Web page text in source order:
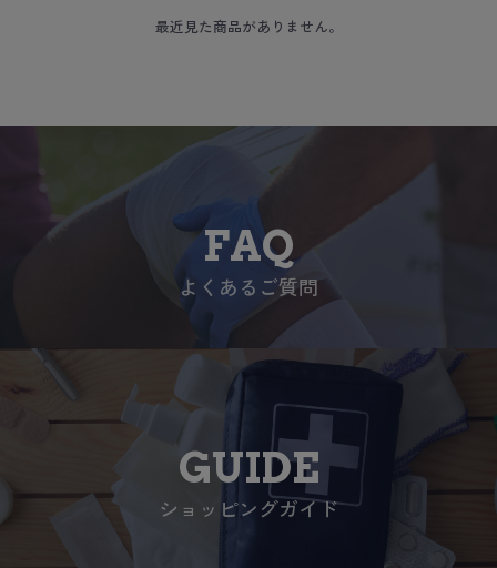
最近見た商品がありません。
FAQ
よくあるご質問
GUIDE
ショッピングガイド